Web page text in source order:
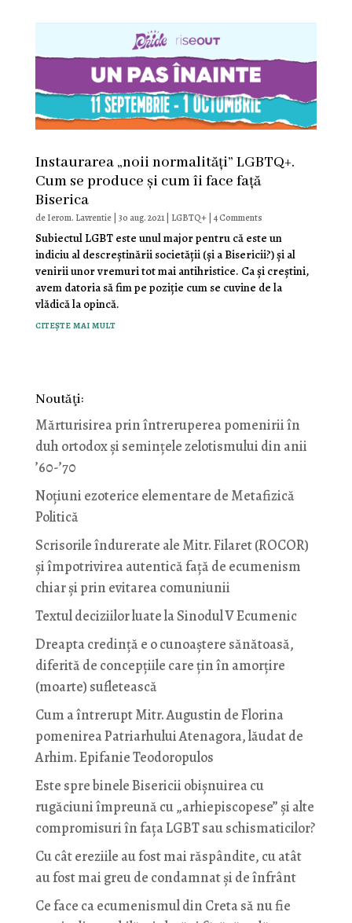
Instaurarea „noii normalități” LGBTQ+.
Cum se produce și cum îi face față
Biserica
deIerom. Lavrentie| 30 aug. 2021| LGBTQ+| 4 Comments
Subiectul LGBT este unul major pentru că este un
indiciu al descreștinării societății (și a Bisericii?) și al
venirii unor vremuri tot mai antihristice. Ca și creștini,
avem datoria să fim pe poziție cum se cuvine de la
vlădică la opincă.
citește mai mult
Noutăţi:
Mărturisirea prin întreruperea pomenirii în
duh ortodox și semințele zelotismului din anii
’60-’70
Noţiuni ezoterice elementare de Metafizică
Politică
Scrisorile îndurerate ale Mitr. Filaret (ROCOR)
și împotrivirea autentică față de ecumenism
chiar și prin evitarea comuniunii
Textul deciziilor luate la Sinodul V Ecumenic
Dreapta credință e o cunoaștere sănătoasă,
diferită de concepțiile care țin în amorțire
(moarte) sufletească
Cum a întrerupt Mitr. Augustin de Florina
pomenirea Patriarhului Atenagora, lăudat de
Arhim. Epifanie Teodoropulos
Este spre binele Bisericii obișnuirea cu
rugăciuni împreună cu „arhiepiscopese” și alte
compromisuri în fața LGBT sau schismaticilor?
Cu cât ereziile au fost mai răspândite, cu atât
au fost mai greu de condamnat și de înfrânt
Ce face ca ecumenismul din Creta să nu fie